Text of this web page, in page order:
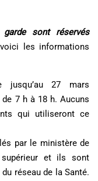
sont réservés
les informations
27 mars
7 h à 18 h. Aucuns
qui utiliseront ce
par le ministère de
supérieur et ils sont
réseau de la Santé.